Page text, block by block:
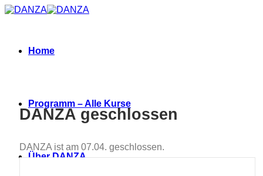
Zum
Home
Programm – Alle Kurse
Über DANZA
DANZA geschlossen
DANZA ist am 07.04. geschlossen.